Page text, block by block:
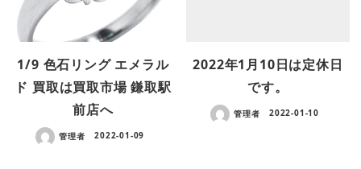
1/9 色石リング エメラル
ド 買取は買取市場 鎌取駅
前店へ
管理者 2022-01-09
2022年1月10日は定休日
です。
管理者 2022-01-10